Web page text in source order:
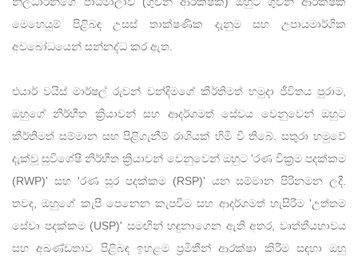
මෙහෙයුම් පිළිබඳ උසස් තාක්ෂණික දැනුම සහ උපායමාර්ගික
අවබෝධයෙන් සන්නද්ධ කර ඇත.
එයාර් වයිස් මාර්ෂල් රුවන් චන්දිමගේ කීර්තිමත් හමුදා ජීවිතය පුරාම,
ඔහුගේ නිර්භීත ක්‍රියාවන් සහ ආදර්ශමත් සේවය වෙනුවෙන් ඔහුට
කීර්තිමත් සම්මාන සහ පිළිගැනීම් රාශියක් හිමි වී තිබේ. සතුරා හමුවේ
දැක්වූ සුවිශේෂී නිර්භීත ක්‍රියාවන් වෙනුවෙන් ඔහුට 'රණ වික්‍රම පදක්කම
(RWP)' සහ 'රණ සූර පදක්කම (RSP)' යන සම්මාන පිරිනමන ලදී.
තවද, ඔහුගේ කැපී පෙනෙන කැපවීම සහ ආදර්ශමත් හැසිරීම 'උත්තම
සේවා පදක්කම (USP)' සමඟින් හඳුනාගෙන ඇති අතර, වෘත්තීයභාවය
සහ අඛණ්ඩතාව පිළිබඳ ඉහළම ප්‍රමිතීන් ආරක්ෂා කිරීම සඳහා ඔහු